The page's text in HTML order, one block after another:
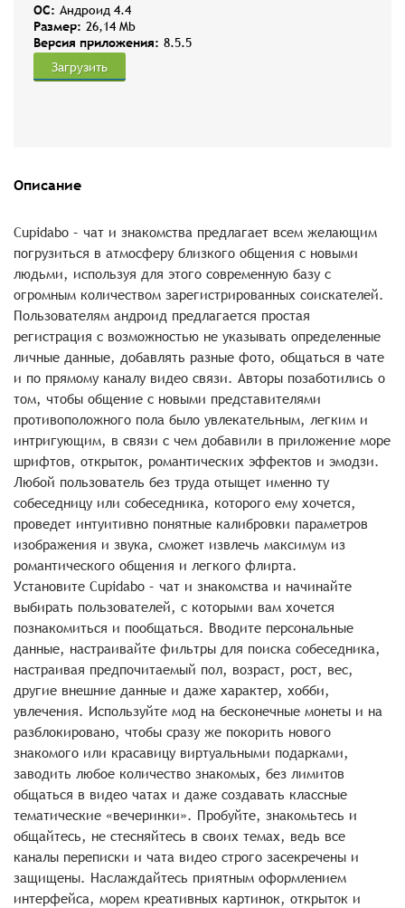
OC: Андроид 4.4
Размер: 26,14 Mb
Версия приложения: 8.5.5
Загрузить
Описание
Cupidabo – чат и знакомства предлагает всем желающим
погрузиться в атмосферу близкого общения с новыми
людьми, используя для этого современную базу с
огромным количеством зарегистрированных соискателей.
Пользователям андроид предлагается простая
регистрация с возможностью не указывать определенные
личные данные, добавлять разные фото, общаться в чате
и по прямому каналу видео связи. Авторы позаботились о
том, чтобы общение с новыми представителями
противоположного пола было увлекательным, легким и
интригующим, в связи с чем добавили в приложение море
шрифтов, открыток, романтических эффектов и эмодзи.
Любой пользователь без труда отыщет именно ту
собеседницу или собеседника, которого ему хочется,
проведет интуитивно понятные калибровки параметров
изображения и звука, сможет извлечь максимум из
романтического общения и легкого флирта.
Установите Cupidabo – чат и знакомства и начинайте
выбирать пользователей, с которыми вам хочется
познакомиться и пообщаться. Вводите персональные
данные, настраивайте фильтры для поиска собеседника,
настраивая предпочитаемый пол, возраст, рост, вес,
другие внешние данные и даже характер, хобби,
увлечения. Используйте мод на бесконечные монеты и на
разблокировано, чтобы сразу же покорить нового
знакомого или красавицу виртуальными подарками,
заводить любое количество знакомых, без лимитов
общаться в видео чатах и даже создавать классные
тематические «вечеринки». Пробуйте, знакомьтесь и
общайтесь, не стесняйтесь в своих темах, ведь все
каналы переписки и чата видео строго засекречены и
защищены. Наслаждайтесь приятным оформлением
интерфейса, морем креативных картинок, открыток и